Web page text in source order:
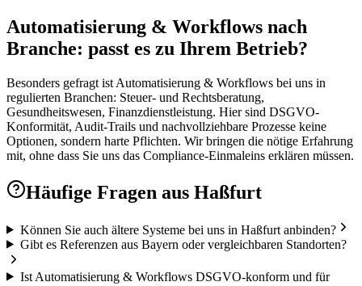
Automatisierung & Workflows nach
Branche: passt es zu Ihrem Betrieb?
Besonders gefragt ist Automatisierung & Workflows bei uns in
regulierten Branchen: Steuer- und Rechtsberatung,
Gesundheitswesen, Finanzdienstleistung. Hier sind DSGVO-
Konformität, Audit-Trails und nachvollziehbare Prozesse keine
Optionen, sondern harte Pflichten. Wir bringen die nötige Erfahrung
mit, ohne dass Sie uns das Compliance-Einmaleins erklären müssen.
Häufige Fragen aus Haßfurt
Können Sie auch ältere Systeme bei uns in Haßfurt anbinden?
Gibt es Referenzen aus Bayern oder vergleichbaren Standorten?
Ist Automatisierung & Workflows DSGVO-konform und für